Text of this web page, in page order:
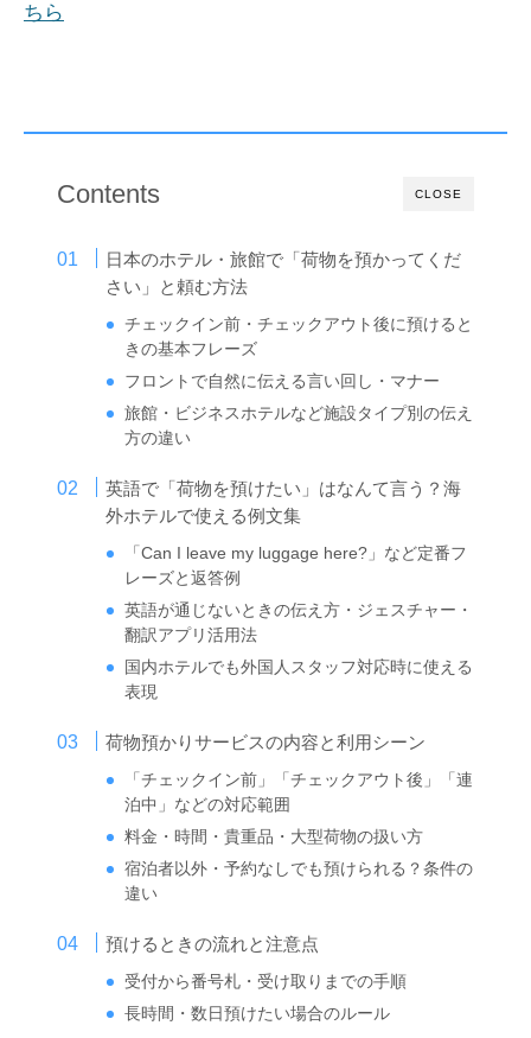
ちら
CLOSE
Contents
日本のホテル・旅館で「荷物を預かってくだ
さい」と頼む方法
チェックイン前・チェックアウト後に預けると
きの基本フレーズ
フロントで自然に伝える言い回し・マナー
旅館・ビジネスホテルなど施設タイプ別の伝え
方の違い
英語で「荷物を預けたい」はなんて言う？海
外ホテルで使える例文集
「Can I leave my luggage here?」など定番フ
レーズと返答例
英語が通じないときの伝え方・ジェスチャー・
翻訳アプリ活用法
国内ホテルでも外国人スタッフ対応時に使える
表現
荷物預かりサービスの内容と利用シーン
「チェックイン前」「チェックアウト後」「連
泊中」などの対応範囲
料金・時間・貴重品・大型荷物の扱い方
宿泊者以外・予約なしでも預けられる？条件の
違い
預けるときの流れと注意点
受付から番号札・受け取りまでの手順
長時間・数日預けたい場合のルール